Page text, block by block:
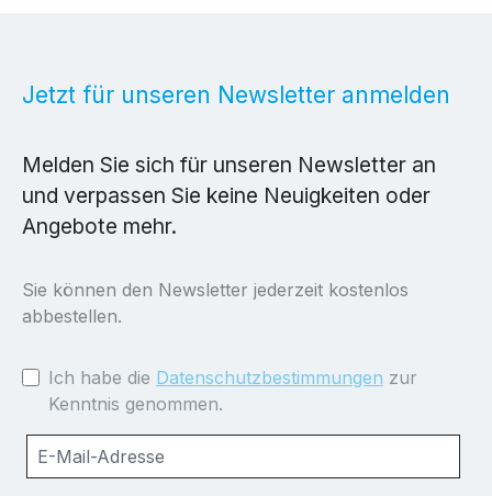
Jetzt für unseren Newsletter anmelden
Melden Sie sich für unseren Newsletter an
und verpassen Sie keine Neuigkeiten oder
Angebote mehr.
Sie können den Newsletter jederzeit kostenlos
abbestellen.
Ich habe die Datenschutzbestimmungen zur
Kenntnis genommen.